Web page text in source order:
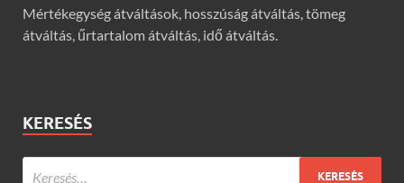
Mértékegység átváltások, hosszúság átváltás, tömeg
átváltás, űrtartalom átváltás, idő átváltás.
KERESÉS